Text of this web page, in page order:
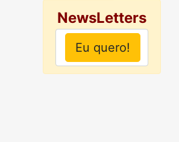
NewsLetters